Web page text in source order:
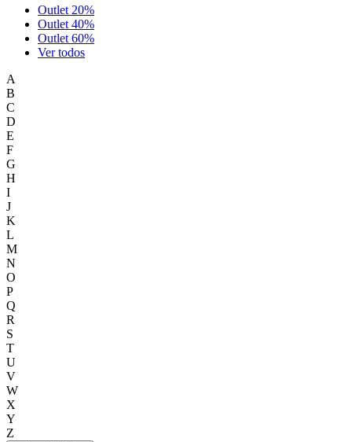
Outlet 20%
Outlet 40%
Outlet 60%
Ver todos
A
B
C
D
E
F
G
H
I
J
K
L
M
N
O
P
Q
R
S
T
U
V
W
X
Y
Z